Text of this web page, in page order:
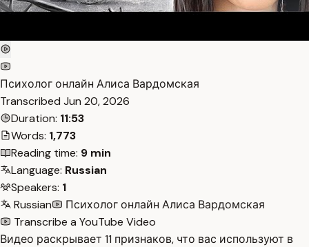
Психолог онлайн Алиса Вардомская
Transcribed Jun 20, 2026
Duration: 11:53
Words: 1,773
Reading time: 9 min
Language: Russian
Speakers: 1
Russian
Психолог онлайн Алиса Вардомская
Transcribe a YouTube Video
Видео раскрывает 11 признаков, что вас используют в